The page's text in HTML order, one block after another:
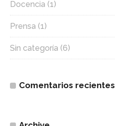
Docencia (1)
Prensa (1)
Sin categoría (6)
Comentarios recientes